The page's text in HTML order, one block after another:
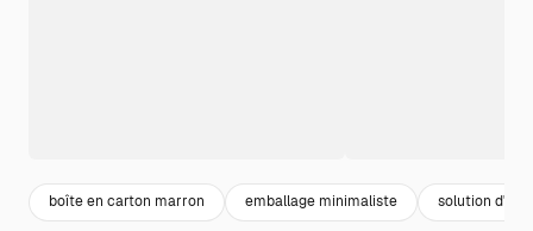
boîte en carton marron emballage minimaliste solution